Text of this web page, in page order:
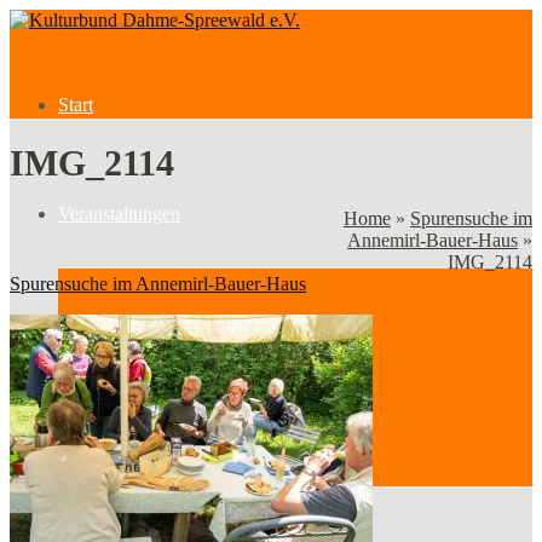
Start
Veranstaltungen
Veranstaltungen
Kategorien
IMG_2114
Home » Spurensuche im
Annemirl-Bauer-Haus »
IMG_2114
Spurensuche im Annemirl-Bauer-Haus